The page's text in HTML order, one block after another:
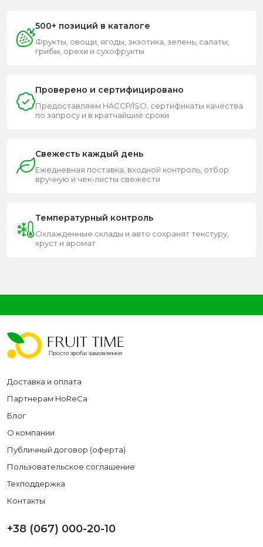
500+ позиций в каталоге
Фрукты, овощи, ягоды, экзотика, зелень, салаты,
грибы, орехи и сухофрукты
Проверено и сертифицировано
Предоставляем HACCP/ISO, сертификаты качества
по запросу и в кратчайшие сроки
Свежесть каждый день
Ежедневная поставка, входной контроль, отбор
вручную и чек-листы свежести
Температурный контроль
Охлажденные склады и авто сохранят текстуру,
хруст и аромат
Доставка и оплата
Партнерам HoReCa
Блог
О компании
Публичный договор (оферта)
Пользовательское соглашение
Техподдержка
Контакты
+38 (067) 000-20-10